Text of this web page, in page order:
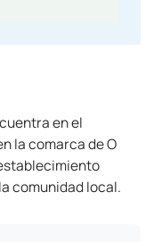
en el
la comarca de O
comunidad local.